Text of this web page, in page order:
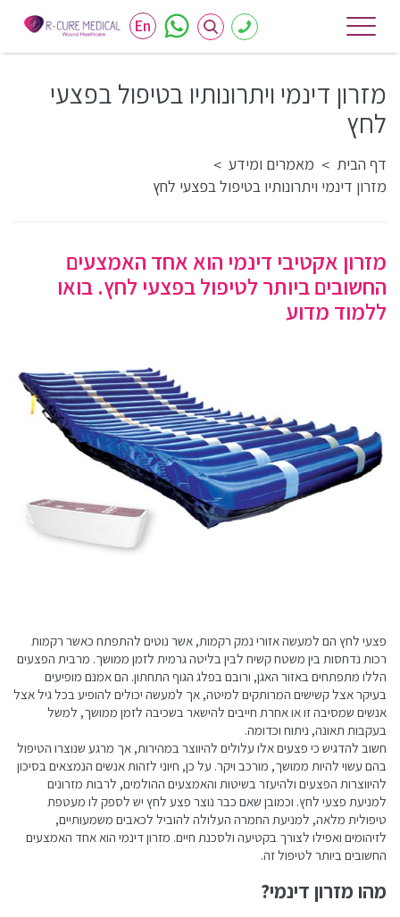
En
מזרון דינמי ויתרונותיו בטיפול בפצעי
לחץ
דף הבית > מאמרים ומידע >
מזרון דינמי ויתרונותיו בטיפול בפצעי לחץ
מזרון אקטיבי דינמי הוא אחד האמצעים
החשובים ביותר לטיפול בפצעי לחץ. בואו
ללמוד מדוע
פצעי לחץ הם למעשה אזורי נמק רקמות, אשר נוטים להתפתח כאשר רקמות
רכות נדחסות בין משטח קשיח לבין בליטה גרמית לזמן ממושך. מרבית הפצעים
הללו מתפתחים באזור האגן, ורובם בפלג הגוף התחתון. הם אמנם מופיעים
בעיקר אצל קשישים המרותקים למיטה, אך למעשה יכולים להופיע בכל גיל אצל
אנשים שמסיבה זו או אחרת חייבים להישאר בשכיבה לזמן ממושך, למשל
בעקבות תאונה, ניתוח וכדומה.
חשוב להדגיש כי פצעים אלו עלולים להיווצר במהירות, אך מרגע שנוצרו הטיפול
בהם עשוי להיות ממושך, מורכב ויקר. על כן, חיוני לזהות אנשים הנמצאים בסיכון
להיווצרות הפצעים ולהיעזר בשיטות והאמצעים ההולמים, לרבות מזרונים
למניעת פצעי לחץ. וכמובן שאם כבר נוצר פצע לחץ יש לספק לו מעטפת
טיפולית מלאה, למניעת החמרה העלולה להוביל לכאבים משמעותיים,
לזיהומים ואפילו לצורך בקטיעה ולסכנת חיים. מזרון דינמי הוא אחד האמצעים
החשובים ביותר לטיפול זה.
מהו מזרון דינמי?